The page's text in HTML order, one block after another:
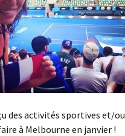
des activités sportives et/ou
à Melbourne en janvier !